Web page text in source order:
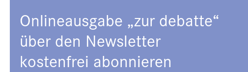
Onlineausgabe „zur debatte“
über den Newsletter
kostenfrei abonnieren